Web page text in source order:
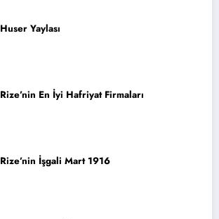
Huser Yaylası
Rize’nin En İyi Hafriyat Firmaları
Rize’nin İşgali Mart 1916